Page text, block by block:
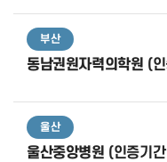
부산
동남권원자력의학원 (
울산
울산중앙병원 (인증기